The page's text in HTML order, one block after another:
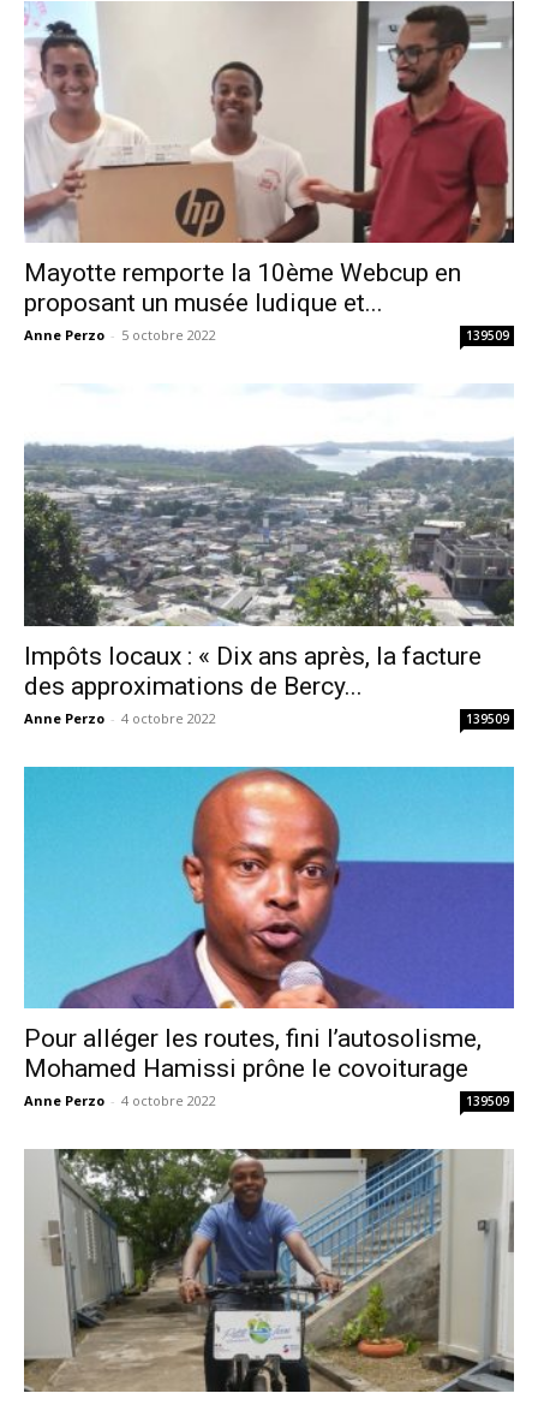
Mayotte remporte la 10ème Webcup en
proposant un musée ludique et...
Anne Perzo - 5 octobre 2022 139509
Impôts locaux : « Dix ans après, la facture
des approximations de Bercy...
Anne Perzo - 4 octobre 2022 139509
Pour alléger les routes, fini l’autosolisme,
Mohamed Hamissi prône le covoiturage
Anne Perzo - 4 octobre 2022 139509